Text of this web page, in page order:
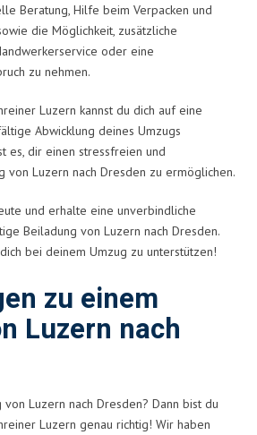
Beratung, Hilfe beim Verpacken und
die Möglichkeit, zusätzliche
oder eine
zu nehmen.
Luzern kannst du dich auf eine
Abwicklung deines Umzugs
es, dir einen stressfreien und
von Luzern nach Dresden zu ermöglichen.
und erhalte eine unverbindliche
Beiladung von Luzern nach Dresden.
bei deinem Umzug zu unterstützen!
zu einem
Luzern nach
Luzern nach Dresden? Dann bist du
Luzern genau richtig! Wir haben